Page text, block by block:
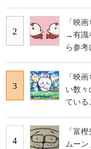
2
「映
→有識
ら参考
3
「映
い数
ている
4
「富
ムー